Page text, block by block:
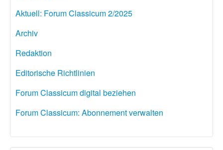
Aktuell: Forum Classicum 2/2025
Archiv
Redaktion
Editorische Richtlinien
Forum Classicum digital beziehen
Forum Classicum: Abonnement verwalten